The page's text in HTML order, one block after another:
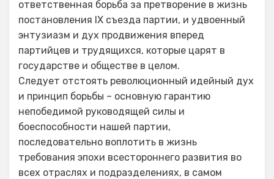
ответственная борьба за претворение в жизнь
постановления IX съезда партии, и удвоенный
энтузиазм и дух продвижения вперед
партийцев и трудящихся, которые царят в
государстве и обществе в целом.
Следует отстоять революционный идейный дух
и принцип борьбы – основную гарантию
непобедимой руководящей силы и
боеспособности нашей партии,
последовательно воплотить в жизнь
требования эпохи всестороннего развития во
всех отраслях и подразделениях, в самом